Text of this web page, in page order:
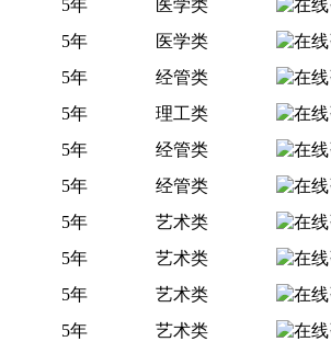
5年
医学类
5年
医学类
5年
经管类
5年
理工类
5年
经管类
5年
经管类
5年
艺术类
5年
艺术类
5年
艺术类
5年 艺术类